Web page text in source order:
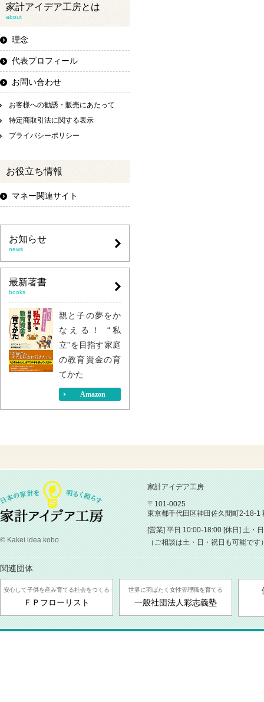
家計アイデア工房とは
about
理念
代表プロフィール
お問い合わせ
お客様への勧誘・販売にあたって
特定商取引法に関する表示
プライバシーポリシー
お役立ち情報
マネー関連サイト
お知らせ
news
最新著書
books
親と子の夢をか
なえる！ “私
立”を目指す家庭
の教育資金の育
てかた
Amazon
© Kakei idea kobo
家計アイデア工房
〒101-0025
東京都千代田区神田佐久間町2-18-1
[営業] 平日 10:00-18:00 [休日] 土・
（ご相談は土・日・祝日も可能です
関連団体
安心して子供を産み育てる社会をつくる
ＦＰフローリスト
世界に羽ばたく女性管理職を育てる
一般社団法人彩志義塾